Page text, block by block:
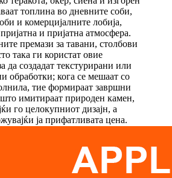
топлина во дневните соби,
и комерцијалните лобија,
и пријатна атмосфера.
премази за тавани, столбови
така ги користат овие
да создадат текстурирани или
обработки; кога се мешаат со
тие формираат завршни
имитираат природен камен,
го целокупниот дизајн, а
ја прифатливата цена.